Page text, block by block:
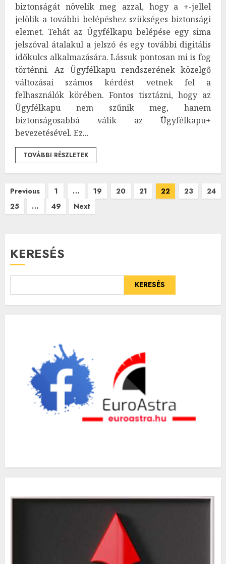
biztonságát növelik meg azzal, hogy a +-jellel
jelölik a további belépéshez szükséges biztonsági
elemet. Tehát az Ügyfélkapu belépése egy sima
jelszóval átalakul a jelszó és egy további digitális
időkulcs alkalmazására. Lássuk pontosan mi is fog
történni. Az Ügyfélkapu rendszerének közelgő
változásai számos kérdést vetnek fel a
felhasználók körében. Fontos tisztázni, hogy az
Ügyfélkapu nem szűnik meg, hanem
biztonságosabbá válik az Ügyfélkapu+
bevezetésével. Ez...
TOVÁBBI RÉSZLETEK
Bejegyzések
lapozása
Previous 1 … 19 20 21 22 23
24
25
… 49 Next
KERESÉS
KERESÉS